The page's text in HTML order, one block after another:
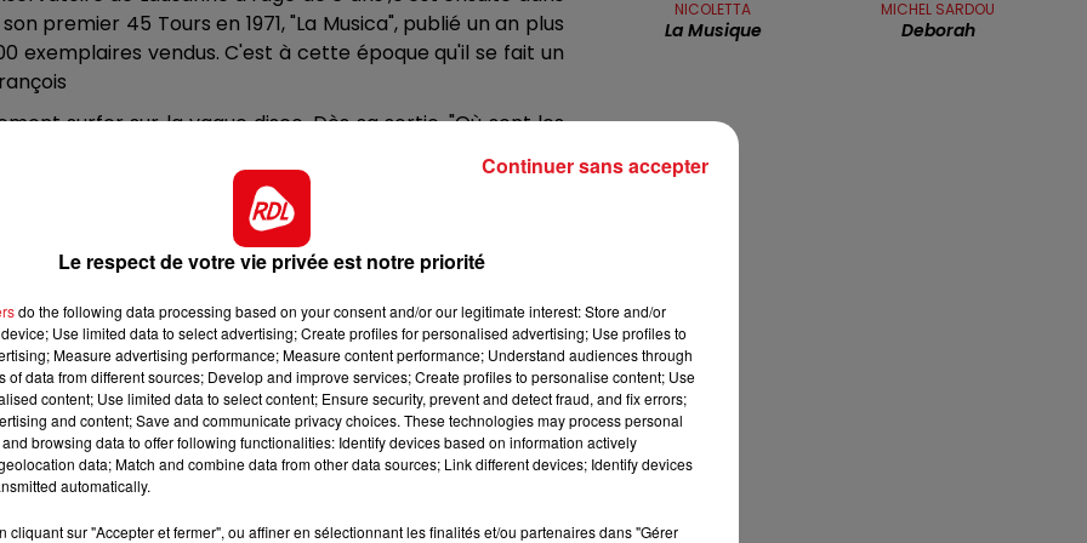
13h00 - 16h00
LES APRÈS-MIDI QUI CHANTENT
16h00 - 19h00
LE JUKEBOX RDL
premier 45 Tours en 1971, "La Musica", publié un an plus
exemplaires vendus. C'est à cette époque qu'il se fait un
surfer sur la vague disco. Dès sa sortie, "Où sont les
Le titre est d'ailleurs toujours considéré comme le
échec et le chanteur sombre dans l'alcool. Son dernier
Juvet fera surtout briller ses tubes disco lors de galas
participe à plusieurs reprises entre 2008 et 2018.
live dans les années bonheur :
NICOLETTA
La Musique
MICHEL SARDOU
Deborah
Le respect de votre vie privée est notre priorité
do the following data processing based on your consent and/or our legitimate interest: Store and/or
Use limited data to select advertising; Create profiles for personalised advertising; Use profiles to
Measure advertising performance; Measure content performance; Understand audiences through
of data from different sources; Develop and improve services; Create profiles to personalise content; Use
content; Use limited data to select content; Ensure security, prevent and detect fraud, and fix errors;
and content; Save and communicate privacy choices. These technologies may process personal
browsing data to offer following functionalities: Identify devices based on information actively
data; Match and combine data from other data sources; Link different devices; Identify devices
automatically.
cliquant sur "Accepter et fermer", ou affiner en sélectionnant les finalités et/ou partenaires dans "Gérer
Continuer sans accepter